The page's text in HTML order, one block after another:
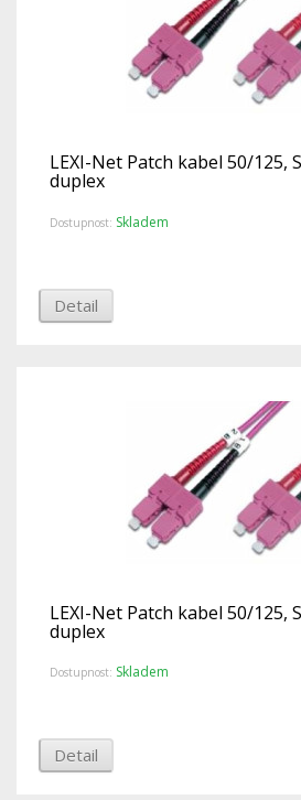
LEXI-Net Patch kabel 50/125,
duplex
Dostupnost: Skladem
Detail
LEXI-Net Patch kabel 50/125,
duplex
Dostupnost: Skladem
Detail